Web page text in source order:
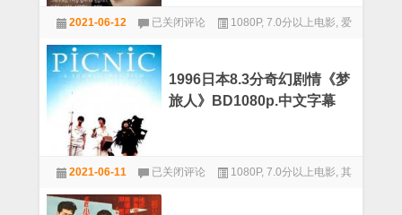
中
字
《人
吓
人》
BD1080p.
国
粤
2021-06-12
孙
艺
珍
7.9
分
爱
中
的
橡
皮
已关闭评论 1080P, 7.0分以上电影, 爱
1996日本8.3分奇幻剧情《梦
旅人》BD1080p.中文字幕
2021-06-11
日
本
8.3
已关闭评论 1080P, 7.0分以上电影, 其